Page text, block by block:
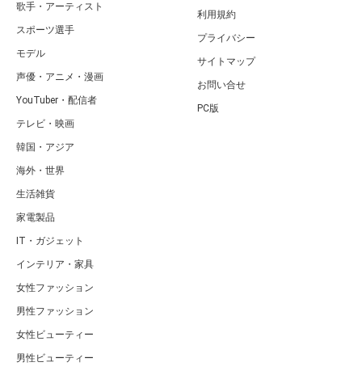
歌手・アーティスト
スポーツ選手
モデル
声優・アニメ・漫画
YouTuber・配信者
テレビ・映画
韓国・アジア
海外・世界
生活雑貨
家電製品
IT・ガジェット
インテリア・家具
女性ファッション
男性ファッション
女性ビューティー
男性ビューティー
利用規約
プライバシー
サイトマップ
お問い合せ
PC版